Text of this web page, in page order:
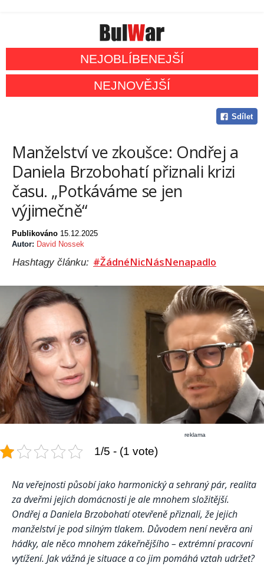
NEJOBLÍBENEJŠÍ
NEJNOVĚJŠÍ
Sdílet
Manželství ve zkoušce: Ondřej a
Daniela Brzobohatí přiznali krizi
času. „Potkáváme se jen
výjimečně“
Publikováno 15.12.2025
Autor: David Nossek
Hashtagy článku: #ŽádnéNicNásNenapadlo
reklama
1/5 - (1 vote)
Na veřejnosti působí jako harmonický a sehraný pár, realita
za dveřmi jejich domácnosti je ale mnohem složitější.
Ondřej a Daniela Brzobohatí otevřeně přiznali, že jejich
manželství je pod silným tlakem. Důvodem není nevěra ani
hádky, ale něco mnohem zákeřnějšího – extrémní pracovní
vytížení. Jak vážná je situace a co jim pomáhá vztah udržet?